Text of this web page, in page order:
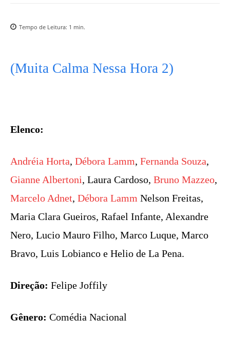
Tempo de Leitura: 1 min.
(Muita Calma Nessa Hora 2)
Elenco:
Andréia Horta, Débora Lamm, Fernanda Souza,
Gianne Albertoni, Laura Cardoso, Bruno Mazzeo,
Marcelo Adnet, Débora Lamm Nelson Freitas,
Maria Clara Gueiros, Rafael Infante, Alexandre
Nero, Lucio Mauro Filho, Marco Luque, Marco
Bravo, Luis Lobianco e Helio de La Pena.
Direção: Felipe Joffily
Gênero: Comédia Nacional